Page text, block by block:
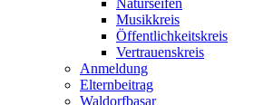
Naturseifen
Musikkreis
Öffentlichkeitskreis
Vertrauenskreis
Anmeldung
Elternbeitrag
Waldorfbasar